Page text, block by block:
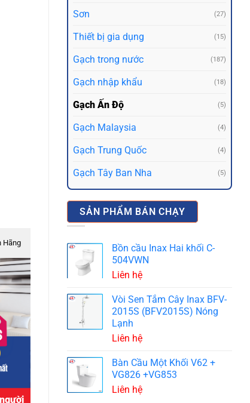
Sơn (27)
Thiết bị gia dụng (15)
Gạch trong nước (187)
Gạch nhập khẩu (18)
Gạch Ấn Độ (5)
Gạch Malaysia (4)
Gạch Trung Quốc (4)
Gạch Tây Ban Nha (5)
SẢN PHẨM BÁN CHẠY
Bồn cầu Inax Hai khối C-
504VWN
Liên hệ
Vòi Sen Tắm Cây Inax BFV-
2015S (BFV2015S) Nóng
Lạnh
Liên hệ
Bàn Cầu Một Khối V62 +
VG826 +VG853
Liên hệ
Hãng